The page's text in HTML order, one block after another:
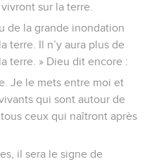
sur la terre.
de la grande inondation
terre. Il n’y aura plus de
terre. » Dieu dit encore :
Je le mets entre moi et
qui sont autour de
ceux qui naîtront après
il sera le signe de